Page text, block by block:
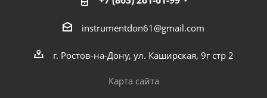
instrumentdon61@gmail.com
г. Ростов-на-Дону, ул. Каширская, 9г стр 2
Карта сайта